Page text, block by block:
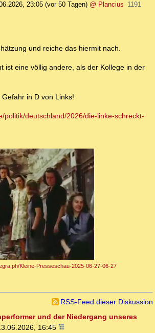
23:05 (vor 50 Tagen) @ Plancius 1191
und reiche das hiermit nach.
ist eine völlig andere, als der Kollege in der
in D von Links!
politik/deutschland/2026/die-linke-schreckt-
Kleine-Presseschau-2025-06-27-06-27
RSS-Feed dieser Diskussion
und der Niedergang unseres
16:45